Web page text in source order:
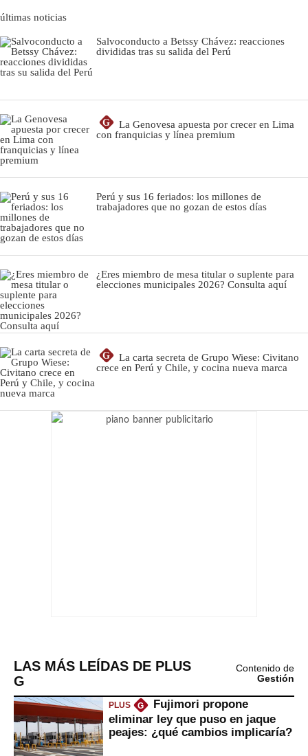
últimas noticias
Salvoconducto a Betssy Chávez: reacciones
divididas tras su salida del Perú
G
La Genovesa apuesta por crecer en Lima
con franquicias y línea premium
Perú y sus 16 feriados: los millones de
trabajadores que no gozan de estos días
¿Eres miembro de mesa titular o suplente para
elecciones municipales 2026? Consulta aquí
G
La carta secreta de Grupo Wiese: Civitano
crece en Perú y Chile, y cocina nueva marca
LAS MÁS LEÍDAS DE PLUS
G
Contenido de
Gestión
PLUS G
Fujimori propone
eliminar ley que puso en jaque
peajes: ¿qué cambios implicaría?